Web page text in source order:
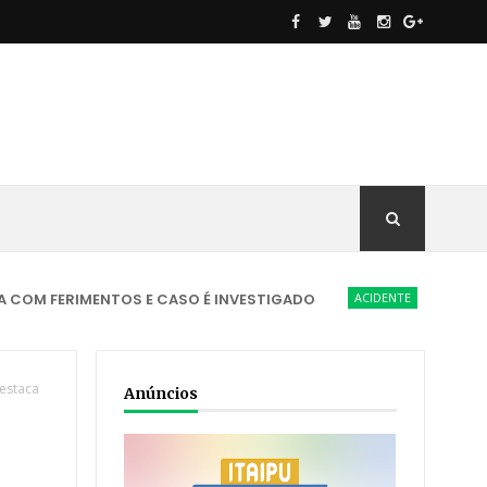
E CASO É INVESTIGADO ACIDENTE COLISÃO
Anúncios